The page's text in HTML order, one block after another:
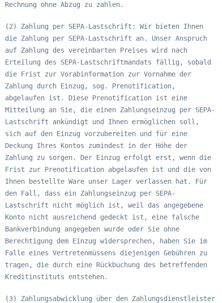
Rechnung ohne Abzug zu zahlen.
(2) Zahlung per SEPA-Lastschrift: Wir bieten Ihnen
die Zahlung per SEPA-Lastschrift an. Unser Anspruch
auf Zahlung des vereinbarten Preises wird nach
Erteilung des SEPA-Lastschriftmandats fällig, sobald
die Frist zur Vorabinformation zur Vornahme der
Zahlung durch Einzug, sog. Prenotification,
abgelaufen ist. Diese Prenotification ist eine
Mitteilung an Sie, die einen Zahlungseinzug per SEPA-
Lastschrift ankündigt und Ihnen ermöglichen soll,
sich auf den Einzug vorzubereiten und für eine
Deckung Ihres Kontos zumindest in der Höhe der
Zahlung zu sorgen. Der Einzug erfolgt erst, wenn die
Frist zur Prenotification abgelaufen ist und die von
Ihnen bestellte Ware unser Lager verlassen hat. Für
den Fall, dass ein Zahlungseinzug per SEPA-
Lastschrift nicht möglich ist, weil das angegebene
Konto nicht ausreichend gedeckt ist, eine falsche
Bankverbindung angegeben wurde oder Sie ohne
Berechtigung dem Einzug widersprechen, haben Sie im
Falle eines Vertretenmüssens diejenigen Gebühren zu
tragen, die durch eine Rückbuchung des betreffenden
Kreditinstituts entstehen.
(3) Zahlungsabwicklung über den Zahlungsdienstleister